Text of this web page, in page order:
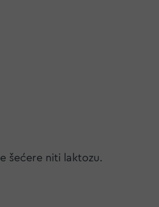
šećere niti laktozu.